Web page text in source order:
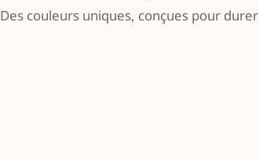
Des couleurs uniques, conçues pour durer